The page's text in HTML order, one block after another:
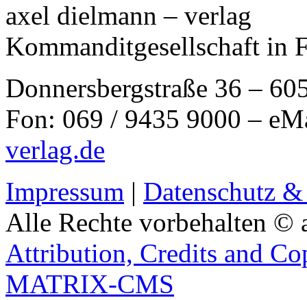
axel dielmann – verlag
Kommanditgesellschaft in
Donnersbergstraße 36 –
Fon: 069 / 9435 9000 –
verlag.de
Impressum | Datenschutz
Alle Rechte vorbehalten ©
Attribution, Credits and
MATRIX-CMS